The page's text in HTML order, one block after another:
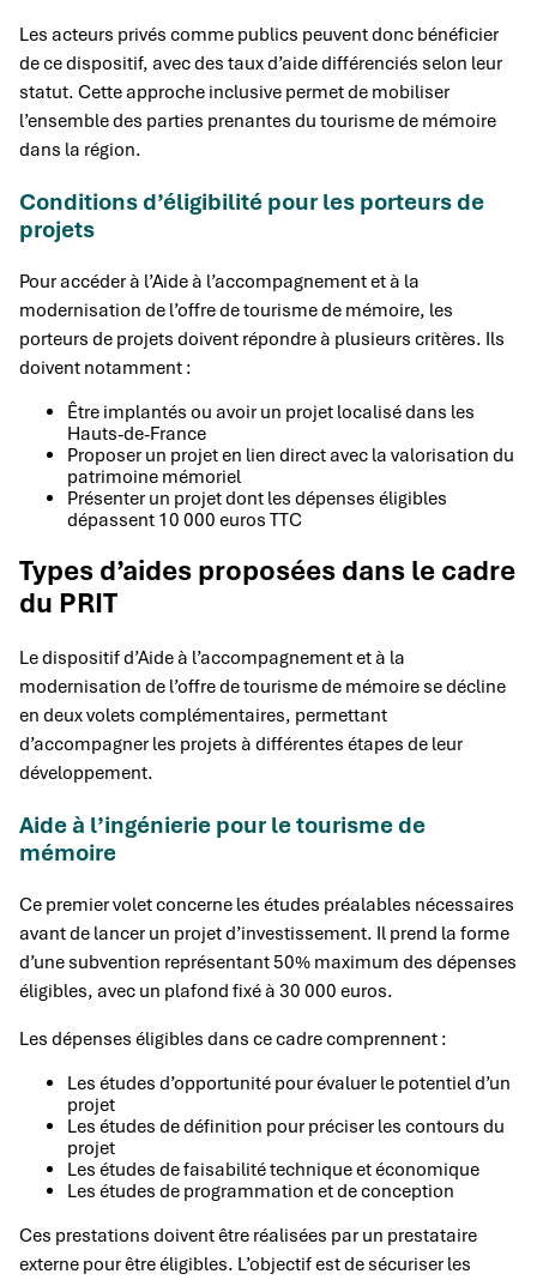
Les acteurs privés comme publics peuvent donc bénéficier
de ce dispositif, avec des taux d’aide différenciés selon leur
statut. Cette approche inclusive permet de mobiliser
l’ensemble des parties prenantes du tourisme de mémoire
dans la région.
Conditions d’éligibilité pour les porteurs de
projets
Pour accéder à l’Aide à l’accompagnement et à la
modernisation de l’offre de tourisme de mémoire, les
porteurs de projets doivent répondre à plusieurs critères. Ils
doivent notamment :
Être implantés ou avoir un projet localisé dans les
Hauts-de-France
Proposer un projet en lien direct avec la valorisation du
patrimoine mémoriel
Présenter un projet dont les dépenses éligibles
dépassent 10 000 euros TTC
Types d’aides proposées dans le cadre
du PRIT
Le dispositif d’Aide à l’accompagnement et à la
modernisation de l’offre de tourisme de mémoire se décline
en deux volets complémentaires, permettant
d’accompagner les projets à différentes étapes de leur
développement.
Aide à l’ingénierie pour le tourisme de
mémoire
Ce premier volet concerne les études préalables nécessaires
avant de lancer un projet d’investissement. Il prend la forme
d’une subvention représentant 50% maximum des dépenses
éligibles, avec un plafond fixé à 30 000 euros.
Les dépenses éligibles dans ce cadre comprennent :
Les études d’opportunité pour évaluer le potentiel d’un
projet
Les études de définition pour préciser les contours du
projet
Les études de faisabilité technique et économique
Les études de programmation et de conception
Ces prestations doivent être réalisées par un prestataire
externe pour être éligibles. L’objectif est de sécuriser les